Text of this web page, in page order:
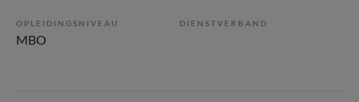
OPLEIDINGSNIVEAU
MBO
DIENSTVERBAND